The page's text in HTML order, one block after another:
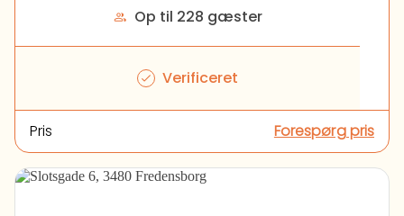
Op til 228 gæster
Verificeret
Pris Forespørg pris